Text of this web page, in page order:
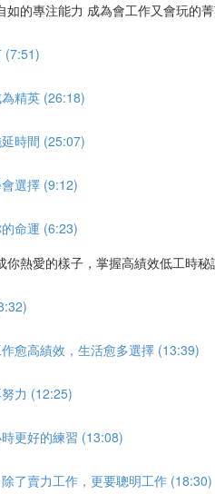
如的專注能力 成為會工作又會玩的
(7:51)
精英 (26:18)
時間 (25:07)
選擇 (9:12)
命運 (6:23)
你熱愛的樣子，掌握高績效低工時
愈高績效，生活愈多選擇 (13:39)
力 (12:25)
更好的練習 (13:08)
了賣力工作，更要聰明工作 (18:30)